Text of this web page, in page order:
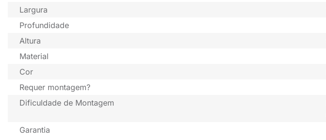
Largura
Profundidade
Altura
Material
Cor
Requer montagem?
Dificuldade de Montagem
Garantia